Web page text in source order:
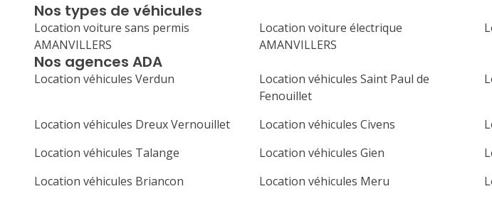
Nos agences ADA
Location véhicules Verdun
Location véhicules Saint Paul de
Fenouillet
Location véhicules Dreux Vernouillet
Location véhicules Civens
Location véhicules Talange
Location véhicules Gien
Location véhicules Briancon
Location véhicules Meru
Nos types de véhicules
Location voiture sans permis
AMANVILLERS
Location voiture électrique
AMANVILLERS